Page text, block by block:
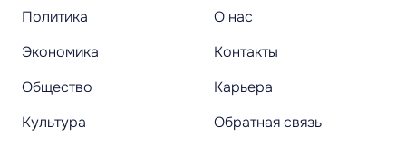
Политика
Экономика
Общество
Культура
О нас
Контакты
Карьера
Обратная связь